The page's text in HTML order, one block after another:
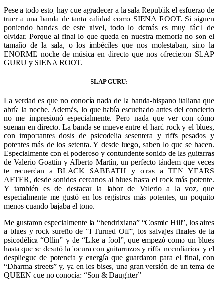
Pese a todo esto, hay que agradecer a la sala Republik el esfuerzo de
traer a una banda de tanta calidad como SIENA ROOT. Si siguen
poniendo bandas de este nivel, todo lo demás es muy fácil de
olvidar. Porque al final lo que queda en nuestra memoria no son el
tamaño de la sala, o los imbéciles que nos molestaban, sino la
ENORME noche de música en directo que nos ofrecieron SLAP
GURU y SIENA ROOT.
SLAP GURU:
La verdad es que no conocía nada de la banda-hispano italiana que
abría la noche. Además, lo que había escuchado antes del concierto
no me impresionó especialmente. Pero nada que ver con cómo
suenan en directo. La banda se mueve entre el hard rock y el blues,
con importantes dosis de psicodelia sesentera y riffs pesados y
potentes más de los setenta. Y desde luego, saben lo que se hacen.
Especialmente con el poderoso y contundente sonido de las guitarras
de Valerio Goattin y Alberto Martín, un perfecto tándem que veces
te recuerdan a BLACK SABBATH y otras a TEN YEARS
AFTER, desde sonidos cercanos al blues hasta el rock más potente.
Y también es de destacar la labor de Valerio a la voz, que
especialmente me gustó en los registros más potentes, un poquito
menos cuando bajaba el tono.
Me gustaron especialmente la “hendrixiana” “Cosmic Hill”, los aires
a blues y rock sureño de “I Turned Off”, los salvajes finales de la
psicodélica “Ollin” y de “Like a fool”, que empezó como un blues
hasta que se desató la locura con guitarrazos y riffs incendiarios, y el
despliegue de potencia y energía que guardaron para el final, con
“Dharma streets” y, ya en los bises, una gran versión de un tema de
QUEEN que no conocía: “Son & Daughter”